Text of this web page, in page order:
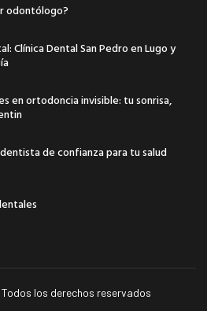
odontólogo?
Clínica Dental San Pedro en Lugo y
en ortodoncia invisible: tu sonrisa,
de confianza para tu salud
los derechos reservados